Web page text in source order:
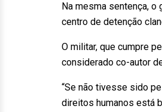
Na mesma sentença,
centro de detenção
O militar, que cumpre
considerado co-autor
“Se não tivesse sido
direitos humanos está